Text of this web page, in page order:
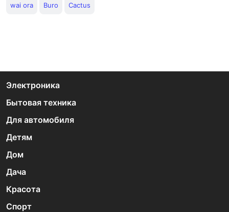
wai ora Buro Cactus
Электроника
Бытовая техника
Для автомобиля
Детям
Дом
Дача
Красота
Спорт